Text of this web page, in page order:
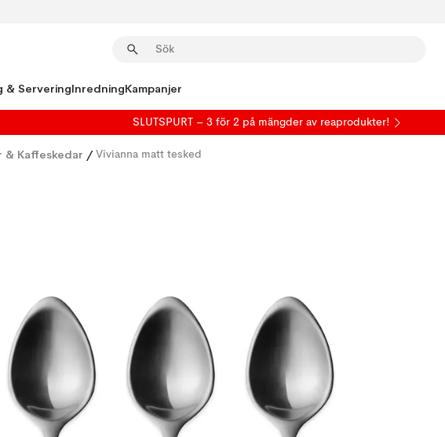
& ServeringInredningKampanjer
SLUTSPURT – 3 för 2 på mängder av reaprodukter!
& Kaffeskedar / Vivianna matt tesked